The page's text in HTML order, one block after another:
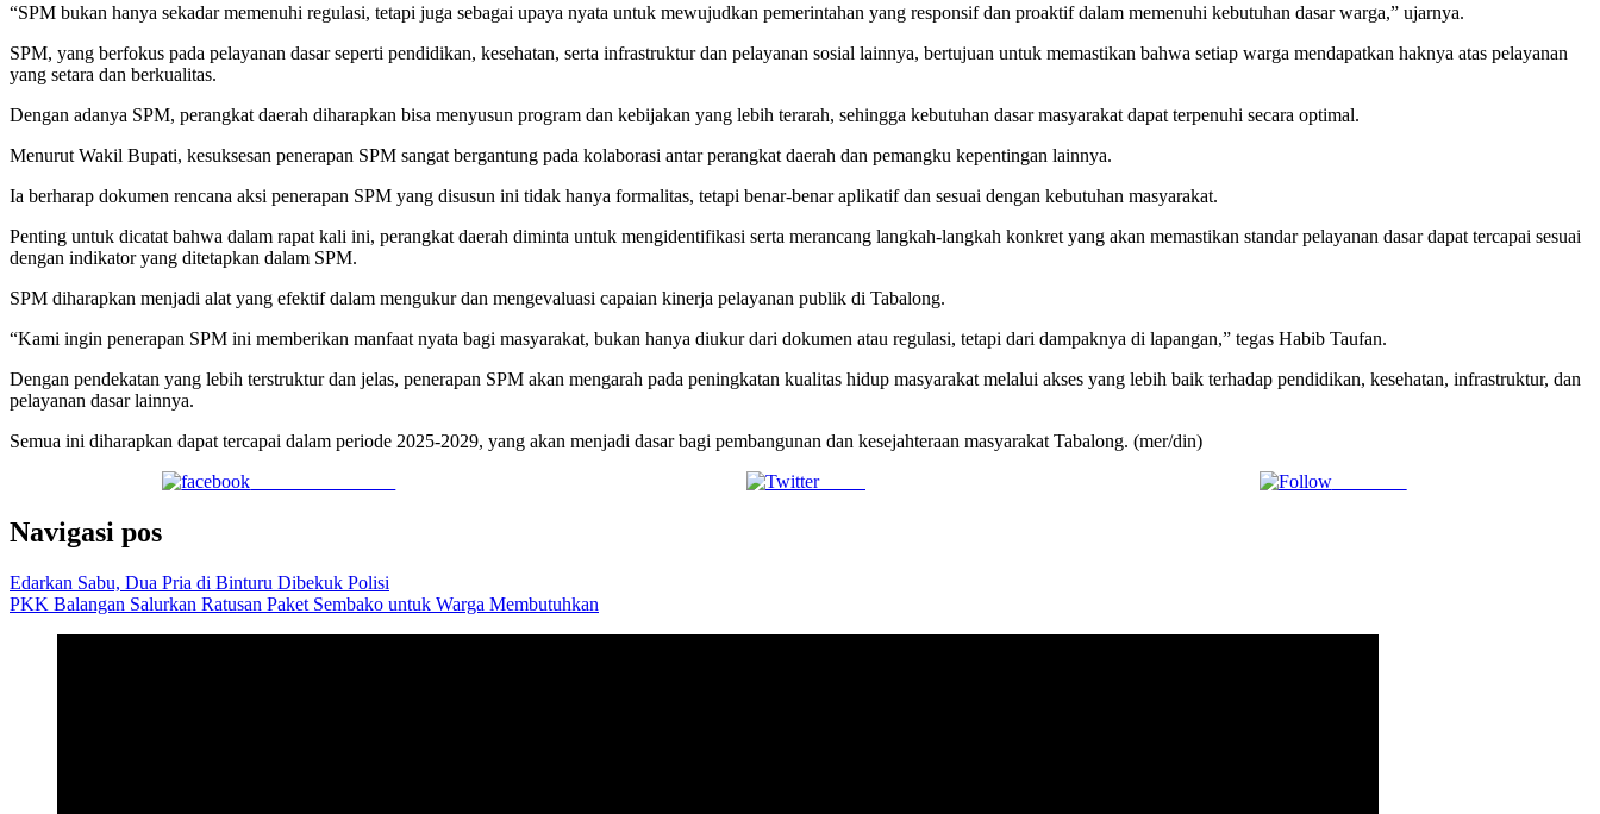
“SPM bukan hanya sekadar memenuhi regulasi, tetapi juga sebagai upaya nyata untuk mewujudkan pemerintahan yang responsif dan proaktif dalam memenuhi kebutuhan dasar warga,” ujarnya.
SPM, yang berfokus pada pelayanan dasar seperti pendidikan, kesehatan, serta infrastruktur dan pelayanan sosial lainnya, bertujuan untuk memastikan bahwa setiap warga mendapatkan haknya atas pelayanan
yang setara dan berkualitas.
Dengan adanya SPM, perangkat daerah diharapkan bisa menyusun program dan kebijakan yang lebih terarah, sehingga kebutuhan dasar masyarakat dapat terpenuhi secara optimal.
Menurut Wakil Bupati, kesuksesan penerapan SPM sangat bergantung pada kolaborasi antar perangkat daerah dan pemangku kepentingan lainnya.
Ia berharap dokumen rencana aksi penerapan SPM yang disusun ini tidak hanya formalitas, tetapi benar-benar aplikatif dan sesuai dengan kebutuhan masyarakat.
Penting untuk dicatat bahwa dalam rapat kali ini, perangkat daerah diminta untuk mengidentifikasi serta merancang langkah-langkah konkret yang akan memastikan standar pelayanan dasar dapat tercapai sesuai
dengan indikator yang ditetapkan dalam SPM.
SPM diharapkan menjadi alat yang efektif dalam mengukur dan mengevaluasi capaian kinerja pelayanan publik di Tabalong.
“Kami ingin penerapan SPM ini memberikan manfaat nyata bagi masyarakat, bukan hanya diukur dari dokumen atau regulasi, tetapi dari dampaknya di lapangan,” tegas Habib Taufan.
Dengan pendekatan yang lebih terstruktur dan jelas, penerapan SPM akan mengarah pada peningkatan kualitas hidup masyarakat melalui akses yang lebih baik terhadap pendidikan, kesehatan, infrastruktur, dan
pelayanan dasar lainnya.
Semua ini diharapkan dapat tercapai dalam periode 2025-2029, yang akan menjadi dasar bagi pembangunan dan kesejahteraan masyarakat Tabalong. (mer/din)
Tweet Follow us
Navigasi pos
Edarkan Sabu, Dua Pria di Binturu Dibekuk Polisi
PKK Balangan Salurkan Ratusan Paket Sembako untuk Warga Membutuhkan